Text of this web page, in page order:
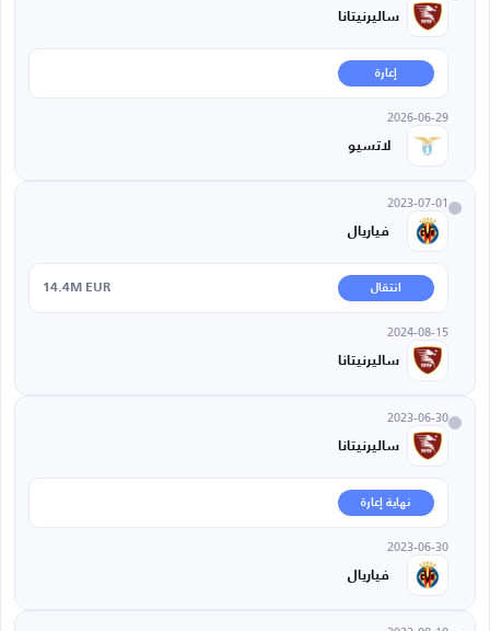
ساليرنيتانا
إعارة
2026-06-29
لاتسيو
2023-07-01
فياريال
انتقال 14.4M EUR
2024-08-15
ساليرنيتانا
2023-06-30
ساليرنيتانا
نهاية إعارة
2023-06-30
فياريال